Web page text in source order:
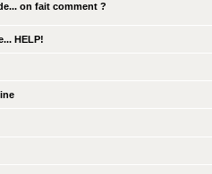
on fait comment ?
HELP!